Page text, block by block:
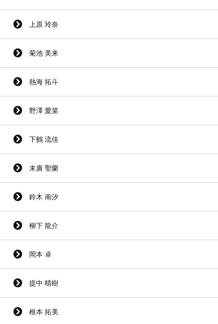
上原 玲奈
菊池 美来
熱海 拓斗
野澤 愛菜
下鶴 流佳
末廣 聖蘭
鈴木 南汐
柳下 龍介
岡本 卓
提中 晴樹
根本 拓美